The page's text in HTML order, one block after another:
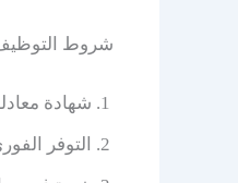
شروط
شهادة
التوفر